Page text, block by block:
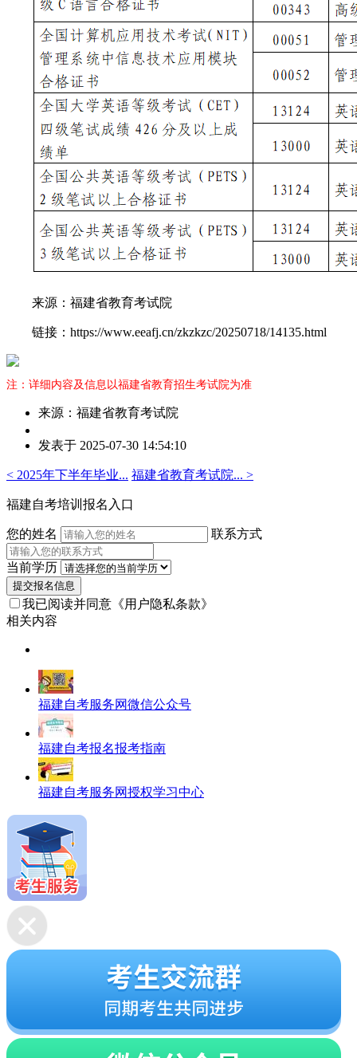
来源：福建省教育考试院
链接：https://www.eeafj.cn/zkzkzc/20250718/14135.html
注：详细内容及信息以福建省教育招生考试院为准
来源：福建省教育考试院
者：
老
师
发表于 2025-07-30 14:54:10
< 2025年下半年毕业... 福建省教育考试院... >
福建自考培训报名入口
您的姓名 联系方式
当前学历
提交报名信息
我已阅读并同意 《用户隐私条款》
相关内容
福建自考服务网微信公众号
福建自考报名报考指南
福建自考服务网授权学习中心